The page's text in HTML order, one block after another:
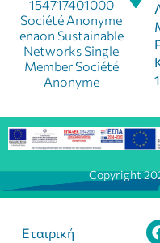
154717401000
Société Anonyme
enaon Sustainable
Networks Single
Member Société
Anonyme
Copyright
Εταιρική